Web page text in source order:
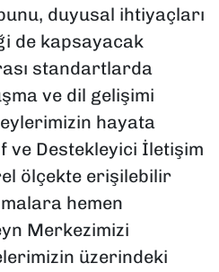
duyusal ihtiyaçları
de kapsayacak
standartlarda
ve dil gelişimi
hayata
ve Destekleyici İletişim
ölçekte erişilebilir
hemen
Merkezimizi
üzerindeki